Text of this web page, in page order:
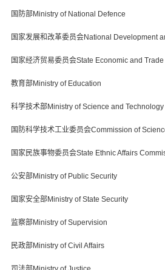
国防部Ministry of National Defence
国家发展和改革委员会National Development
国家经济贸易委员会State Economic and Trade
教育部Ministry of Education
科学技术部Ministry of Science and Technology
国防科学技术工业委员会Commission of
国家民族事物委员会State Ethnic Affairs
公安部Ministry of Public Security
国家安全部Ministry of State Security
监察部Ministry of Supervision
民政部Ministry of Civil Affairs